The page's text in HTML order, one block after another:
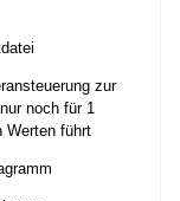
zur
noch für 1
Werten führt